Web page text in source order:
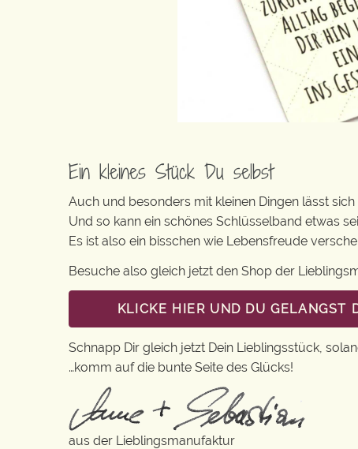
Ein kleines Stück Du selbst
Auch und besonders mit kleinen Dingen lässt
Und so kann ein schönes Schlüsselband etwas
Es ist also ein bisschen wie Lebensfreude
Besuche also gleich jetzt den Shop der
KLICKE HIER UND DU GELANGST
Schnapp Dir gleich jetzt Dein Lieblingsstück,
…komm auf die bunte Seite des Glücks!
aus der Lieblingsmanufaktur